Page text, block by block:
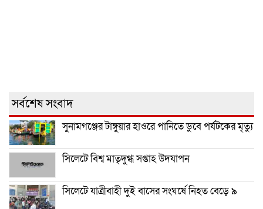
সর্বশেষ সংবাদ
সুনামগঞ্জের টাঙ্গুয়ার হাওরে পানিতে ডুবে পর্যটকের মৃত্যু
সিলেটে বিশ্ব মাতৃদুগ্ধ সপ্তাহ উদযাপন
সিলেটে যাত্রীবাহী দুই বাসের সংঘর্ষে নিহত বেড়ে ৯